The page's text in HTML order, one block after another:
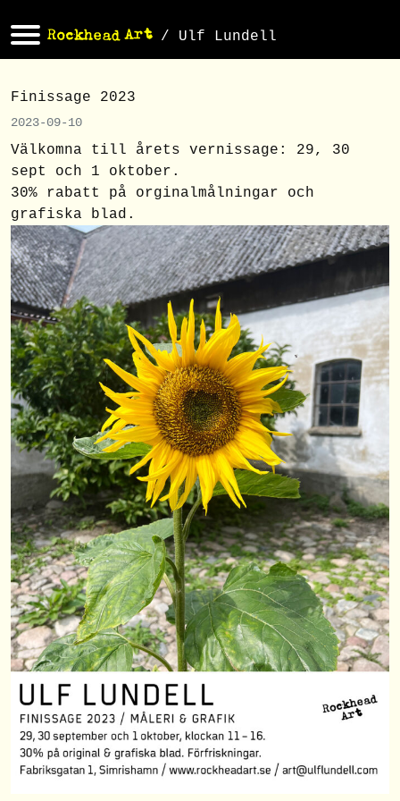
/ Ulf Lundell
Finissage 2023
2023-09-10
Välkomna till årets vernissage: 29, 30
sept och 1 oktober.
30% rabatt på orginalmålningar och
grafiska blad.